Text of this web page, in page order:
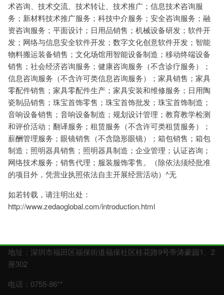
术咨询、技术交流、技术转让、技术推广；信息技术咨询服
务；新材料技术推广服务；科技中介服务；安全咨询服务；融
资咨询服务；平面设计；日用品销售；机械设备研发；软件开
发；网络与信息安全软件开发；数字文化创意软件开发；智能
物料搬运装备销售；文化场馆用智能设备制造；移动终端设备
销售；社会经济咨询服务；健康咨询服务（不含诊疗服务）；
信息咨询服务（不含许可类信息咨询服务）；家具销售；家具
零配件销售；家具零配件生产；家具安装和维修服务；日用陶
瓷制品销售；珠宝首饰零售；珠宝首饰批发；珠宝首饰制造；
音响设备销售；音响设备制造；规划设计管理；教育教学检测
和评价活动；翻译服务；租赁服务（不含许可类租赁服务）；
薪酬管理服务；眼镜销售（不含隐形眼镜）；箱包销售；箱包
制造；照明器具销售；照明器具制造；企业管理；认证咨询；
网络技术服务；销售代理；服装服饰零售。（除依法须经批准
的项目外，凭营业执照依法自主开展经营活动）^无
如若转载，请注明出处：
http://www.zedaoglobal.com/introduction.html
地址：深圳市福田区福保街道福保社区桂花路9号帝涛豪园1、2
座302
电话：0755-86**